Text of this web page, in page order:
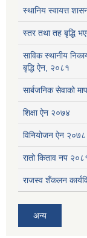
स्थानिय स्वायत्त
स्तर तथा तह बृद्धि
साविक स्थानीय
बृद्धि ऐन, २०८१
सार्बजनिक सेवाको
शिक्षा ऐन २०७४
विनियोजन ऐन २०७८
रातो किताव नप
राजस्व शँकलन
अन्य